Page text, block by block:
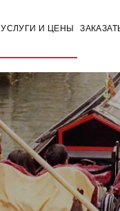
УСЛУГИ И ЦЕНЫ